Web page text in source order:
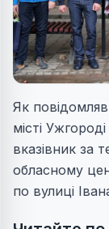
Як
місті
вказівник за
обласному
по вулиці